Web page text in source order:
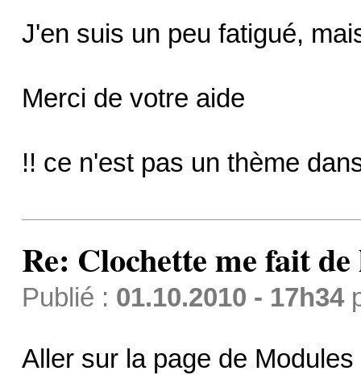
J'en suis un peu fatigué,
Merci de votre aide
!! ce n'est pas un thème
Re: Clochette me fait
Publié : 01.10.2010 - 17h34
Aller sur la page de